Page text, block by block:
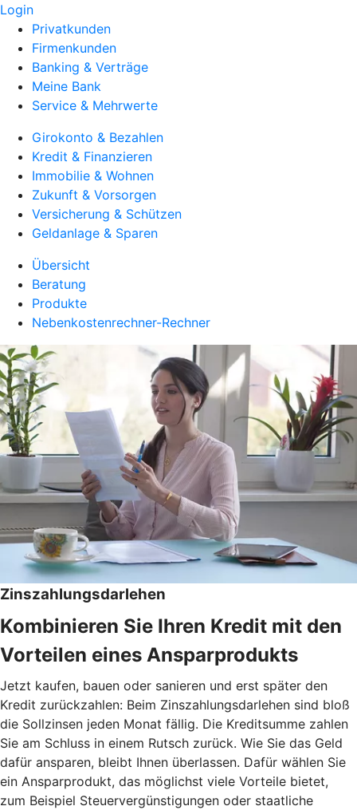
Login
Privatkunden
Firmenkunden
Banking & Verträge
Meine Bank
Service & Mehrwerte
Girokonto & Bezahlen
Kredit & Finanzieren
Immobilie & Wohnen
Zukunft & Vorsorgen
Versicherung & Schützen
Geldanlage & Sparen
Übersicht
Beratung
Produkte
Nebenkostenrechner-Rechner
Zinszahlungsdarlehen
Kombinieren Sie Ihren Kredit mit den
Vorteilen eines Ansparprodukts
Jetzt kaufen, bauen oder sanieren und erst später den
Kredit zurückzahlen: Beim Zinszahlungsdarlehen sind bloß
die Sollzinsen jeden Monat fällig. Die Kreditsumme zahlen
Sie am Schluss in einem Rutsch zurück. Wie Sie das Geld
dafür ansparen, bleibt Ihnen überlassen. Dafür wählen Sie
ein Ansparprodukt, das möglichst viele Vorteile bietet,
zum Beispiel Steuervergünstigungen oder staatliche